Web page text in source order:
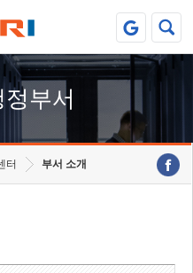
부서
터 부서 소개